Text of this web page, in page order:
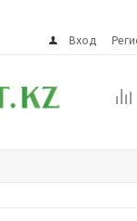
Вход